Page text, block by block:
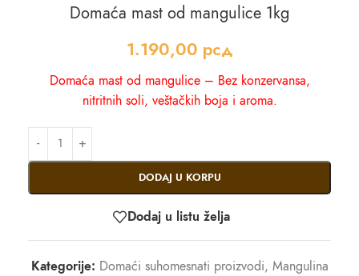
Domaća mast od mangulice 1kg
1.190,00 рсд
Domaća mast od mangulice – Bez konzervansa,
nitritnih soli, veštačkih boja i aroma.
DODAJ U KORPU
Dodaj u listu želja
Kategorije: Domaći suhomesnati proizvodi, Mangulina